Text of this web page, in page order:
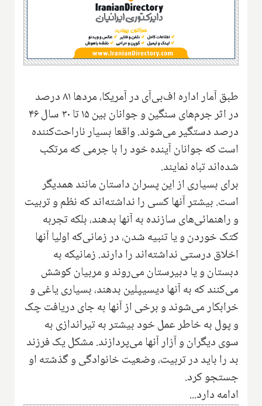
طبق آمار اداره اف‌بی‌آی در آمریکا، مردها ۸۱ درصد
در اثر جرم‌های سنگین و جوانان بین ۱۵ تا ۳۰ سال‌ ۴۶
در‌صد دستگیر می‌شوند. واقعا بسیار ناراحت‌کننده
است که جوانان آینده خود را با جرمی که مرتکب
شده‌اند تباه نمایند.
برای بسیاری از این پسران داستان مانند همدیگر
است. بیشتر آنها کسی را نداشته‌اند که نظم و تربیت
و راهنمائی‌های سازنده به آنها بدهند، بلکه تجربه
کتک خوردن و یا تنبیه شدن، در زمانی‌که اولیا آنها
اخلاق درستی نداشته‌اند‌ را دارند. زمانیکه به
دبستان و یا دبیرستان می‌روند و مربیان کوشش
می‌کنند که به آنها دیسیپلین بدهند، بسیاری یاغی و
خرابکار می‌شوند و برخی از آنها به جای دریافت چک
و پول به خاطر عمل خود بیشتر به تیراندازی به
سوی دیگران و آزار آنها می‌پردازند. مشکل یک فرزند
بد را باید در تربیت، وضعیت خانوادگی و گذشته او
جستجو کرد.
ادامه دارد...